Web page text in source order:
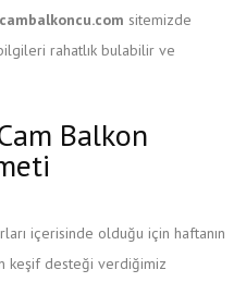
sitemizde
rahatlık bulabilir ve
Balkon
içerisinde olduğu için haftanın
keşif desteği verdiğimiz